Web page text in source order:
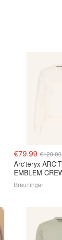
€79.99 €120.00
Arc'teryx
EMBLEM
Breuninger